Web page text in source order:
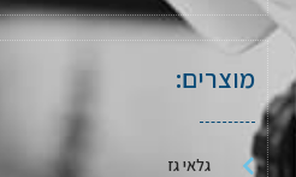
מוצרים:
גלאי גז